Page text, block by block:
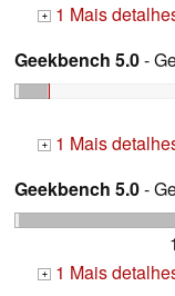
+ 1 Mais
Geekbench 5.0-
+ 1 Mais
Geekbench 5.0-
+ 1 Mais